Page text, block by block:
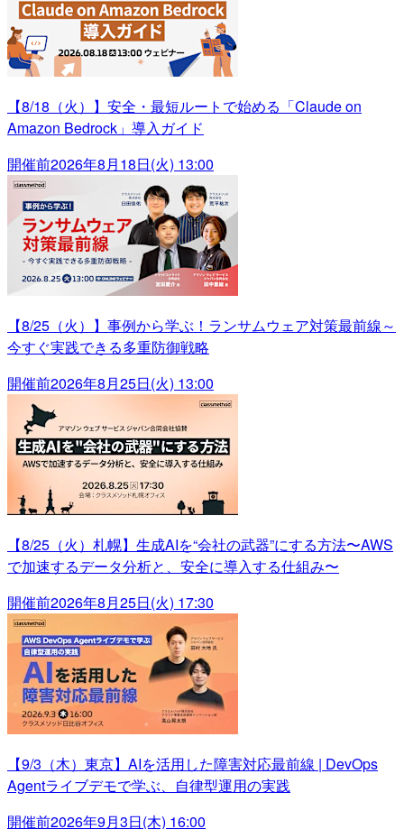
【8/18（火）】安全・最短ルートで始める「Claude on
Amazon Bedrock」導入ガイド
開催前2026年8月18日(火) 13:00
【8/25（火）】事例から学ぶ！ランサムウェア対策最前線～
今すぐ実践できる多重防御戦略
開催前2026年8月25日(火) 13:00
【8/25（火）札幌】生成AIを“会社の武器”にする方法〜AWS
で加速するデータ分析と、安全に導入する仕組み〜
開催前2026年8月25日(火) 17:30
【9/3（木）東京】AIを活用した障害対応最前線 | DevOps
Agentライブデモで学ぶ、自律型運用の実践
開催前2026年9月3日(木) 16:00